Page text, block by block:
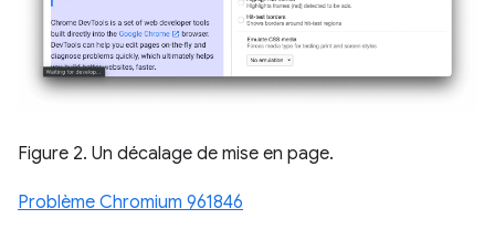
Figure 2. Un décalage de mise en page.
Problème Chromium 961846